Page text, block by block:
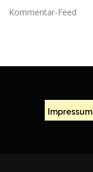
Kommentar-Feed
Impressum